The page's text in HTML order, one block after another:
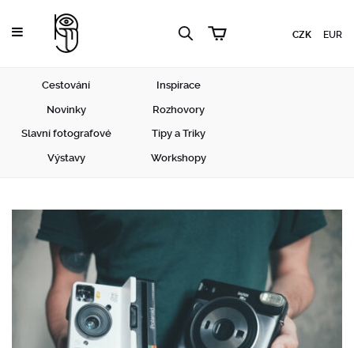
CZK EUR
Cestování Inspirace
Novinky Rozhovory
Slavní fotografové Tipy a Triky
Výstavy Workshopy